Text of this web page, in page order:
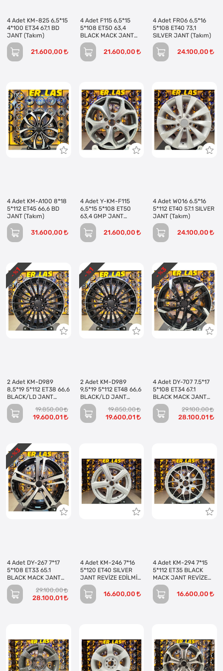
4 Adet KM-825 6,5*15
4*100 ET34 67,1 BD
JANT (Takım)
21.600,00
4 Adet F115 6,5*15
5*108 ET50 63,4
BLACK MACK JANT
(Takım)
21.600,00
4 Adet FR06 6,5*16
5*108 ET40 73,1
SILVER JANT (Takım)
24.100,00
4 Adet KM-A100 8*18
5*112 ET45 66,6 BD
JANT (Takım)
31.600,00
4 Adet Y-KM-F115
6,5*15 5*108 ET50
63,4 GMP JANT
(Takım)
21.600,00
4 Adet W016 6.5*16
5*112 ET40 57.1 SILVER
JANT (Takım)
24.100,00
2 Adet KM-D989
8,5*19 5*112 ET38 66,6
BLACK/LD JANT
(Takım)
19.850,00
19.600,01
- %
1
2 Adet KM-D989
9,5*19 5*112 ET48 66,6
BLACK/LD JANT
(Takım)
19.850,00
19.600,01
- %
1
4 Adet DY-707 7.5*17
5*108 ET34 67.1
BLACK MACK JANT
(Takım)
29.100,00
28.100,01
- %
3
4 Adet DY-267 7*17
5*108 ET33 65.1
BLACK MACK JANT
(Takım)
29.100,00
28.100,01
- %
3
4 Adet KM-246 7*16
5*120 ET40 SILVER
JANT REVİZE EDİLMİŞ
(Takım)
16.600,00
4 Adet KM-294 7*15
5*112 ET35 BLACK
MACK JANT REVİZE
EDİLMİŞ (Takım)
16.600,00